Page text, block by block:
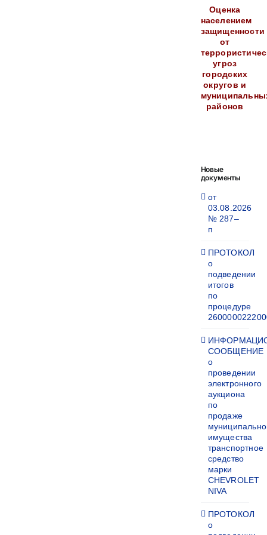
Оценка
населением
защищенности
от
угроз
городских
округов и
районов
Новые
документы
от
03.08.2026
№ 287–
п
ПРОТОКОЛ
о
подведении
итогов
по
процедуре
СООБЩЕНИЕ
о
проведении
электронного
аукциона
по
продаже
имущества
транспортное
средство
марки
CHEVROLET
NIVA
ПРОТОКОЛ
о